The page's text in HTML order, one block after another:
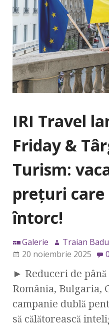
IRI Travel
Friday &
Turism:
prețuri care
întorc!
Galerie
Traian
20 noiembrie 2025
0
► Reduceri de
România, Bulgaria,
campanie dublă
să călătorească